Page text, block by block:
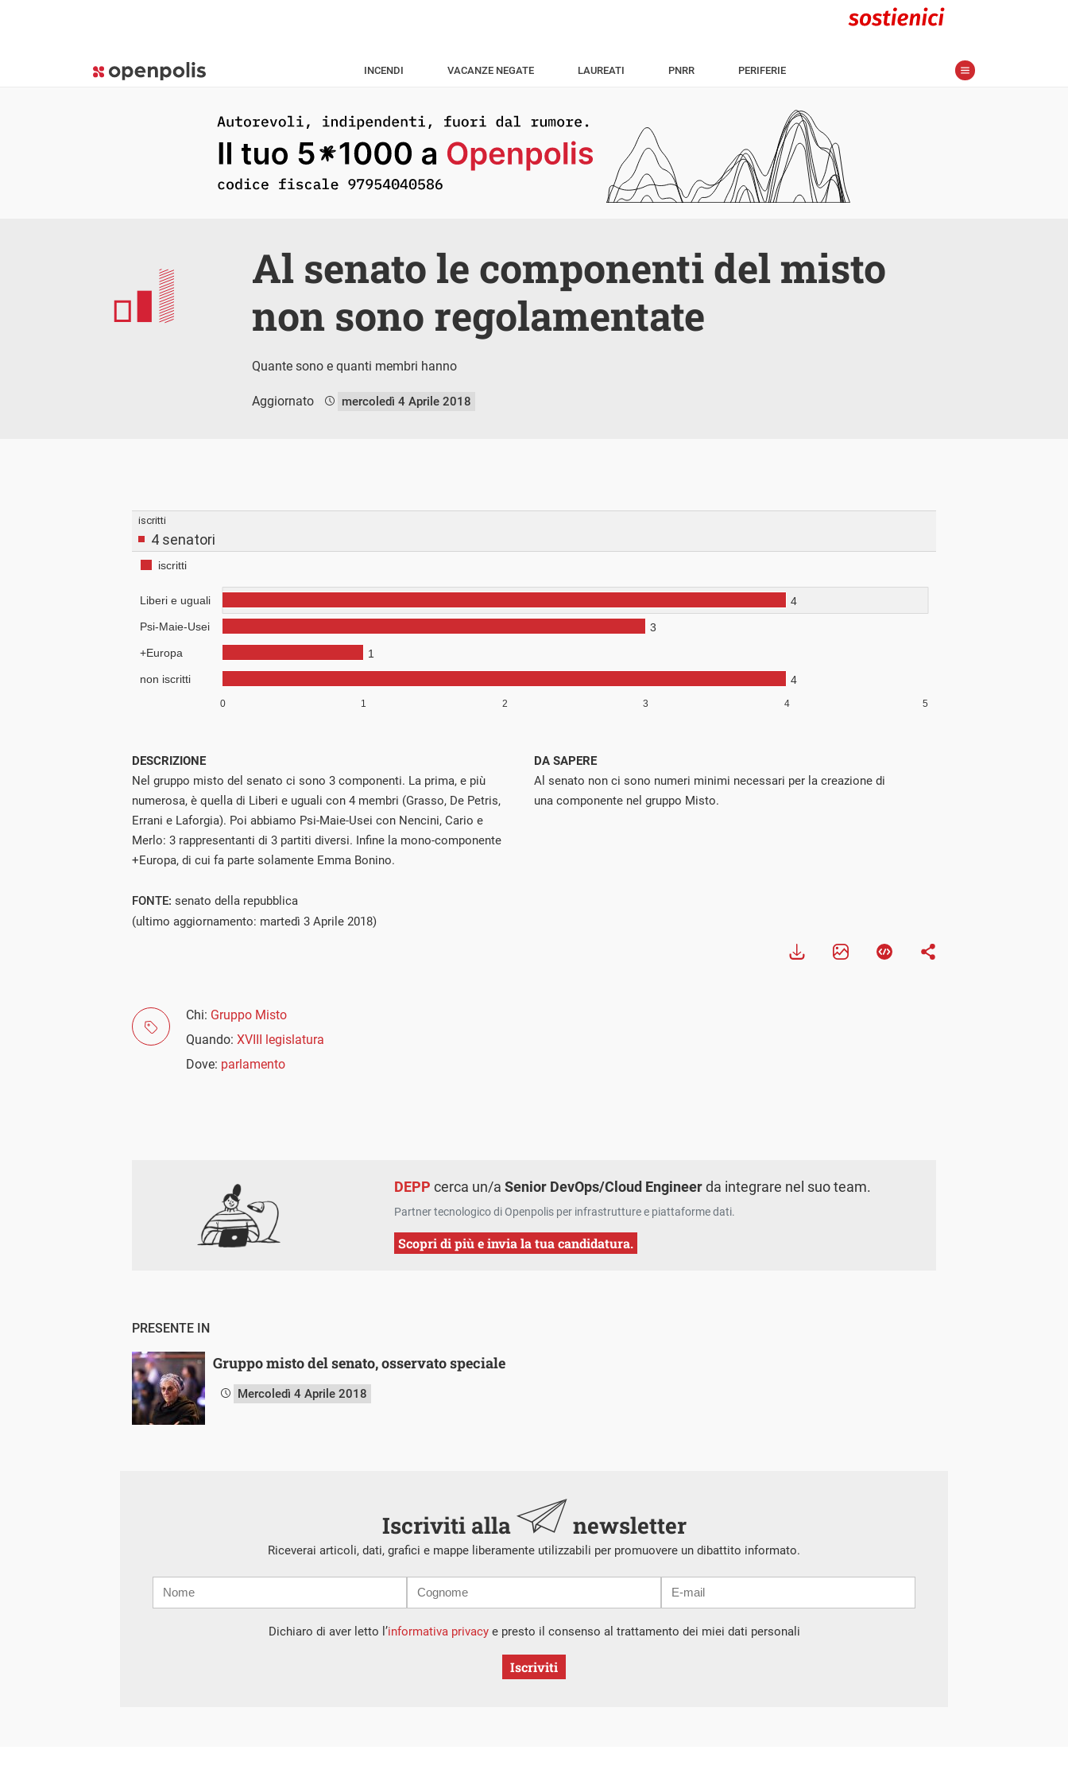
INCENDI VACANZE NEGATE LAUREATI PNRR PERIFERIE
Al senato le componenti del misto
non sono regolamentate
Quante sono e quanti membri hanno
Aggiornato mercoledì 4 Aprile 2018
DESCRIZIONE
Nel gruppo misto del senato ci sono 3 componenti. La prima, e più
numerosa, è quella di Liberi e uguali con 4 membri (Grasso, De Petris,
Errani e Laforgia). Poi abbiamo Psi-Maie-Usei con Nencini, Cario e
Merlo: 3 rappresentanti di 3 partiti diversi. Infine la mono-componente
+Europa, di cui fa parte solamente Emma Bonino.
DA SAPERE
Al senato non ci sono numeri minimi necessari per la creazione di
una componente nel gruppo Misto.
FONTE: senato della repubblica
(ultimo aggiornamento: martedì 3 Aprile 2018)
Chi: Gruppo Misto
Quando: XVIII legislatura
Dove: parlamento
DEPP cerca un/aSenior DevOps/Cloud Engineerda integrare nel suo team.
Partner tecnologico di Openpolis per infrastrutture e piattaforme dati.
Scopri di più e invia la tua candidatura.
PRESENTE IN
Gruppo misto del senato, osservato speciale
Mercoledì 4 Aprile 2018
Iscriviti alla newsletter
Riceverai articoli, dati, grafici e mappe liberamente utilizzabili per promuovere un dibattito informato.
mail
Dichiaro di aver letto l’informativa privacye presto il consenso al trattamento dei miei dati personali
Iscriviti